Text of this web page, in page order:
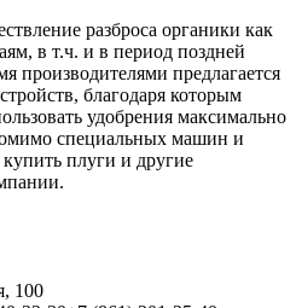
разброса органики как
в т.ч. и в период поздней
производителями предлагается
благодаря которым
удобрения максимально
специальных машин и
плуги и другие
100